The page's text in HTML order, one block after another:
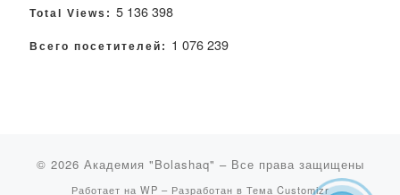
Total Views: 5 136 398
Всего посетителей: 1 076 239
© 2026 Академия "Bolashaq" – Все права защищены
Работает на WP – Разработан в Тема Customizr